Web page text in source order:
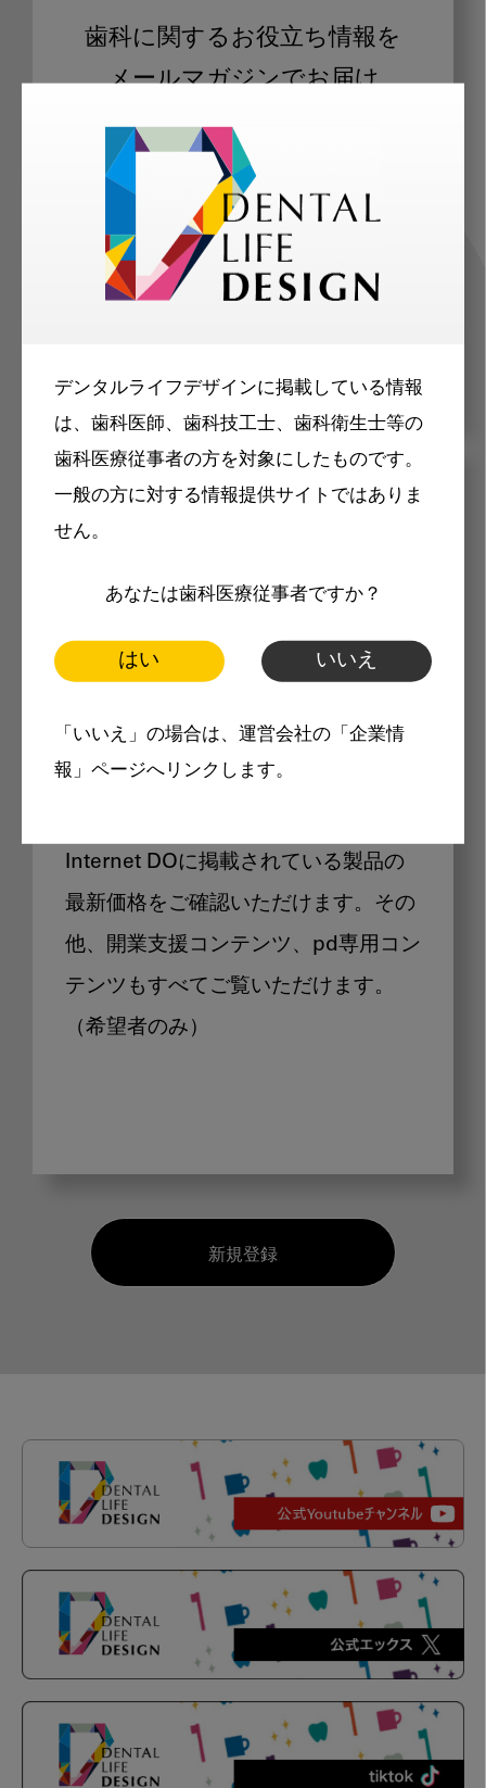
デンタルライフデザインに掲載している情報
は、歯科医師、歯科技工士、歯科衛生士等の
歯科医療従事者の方を対象にしたものです。
一般の方に対する情報提供サイトではありま
せん。
あなたは歯科医療従事者ですか？
はい いいえ
「いいえ」の場合は、運営会社の「企業情
報」ページへリンクします。
歯科に関するお役立ち情報を
メールマガジンでお届け
ご登録いただいた職種（歯科医師、歯
科衛生士、歯科技工士）に合わせた内
容のメールマガジンをお届けします。
メリット
製品価格も閲覧可能
Internet DOに掲載されている製品の
最新価格をご確認いただけます。その
他、開業支援コンテンツ、pd専用コン
テンツもすべてご覧いただけます。
（希望者のみ）
新規登録